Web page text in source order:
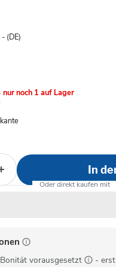
- (DE)
noch 1 auf Lager
In
vorausgesetzt
- erst